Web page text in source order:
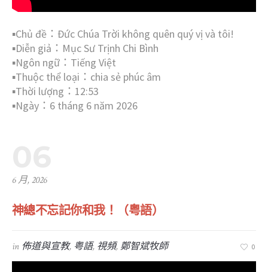
▪︎Chủ đề：Đức Chúa Trời không quên quý vị và tôi!
▪︎Diễn giả：Mục Sư Trịnh Chi Bình
▪︎Ngôn ngữ：Tiếng Việt
▪︎Thuộc thể loại：chia sẻ phúc âm
▪︎Thời lượng：12:53
▪︎Ngày：6 tháng 6 năm 2026
6 月, 2026
神總不忘記你和我！（粤語）
in 佈道與宣教, 粤語, 視頻,鄭智斌牧師 0